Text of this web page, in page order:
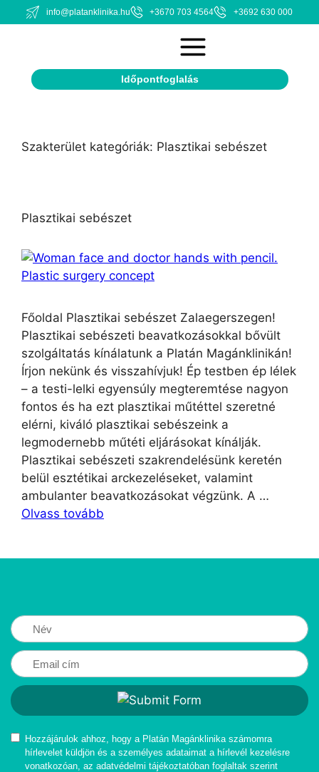
info@platanklinika.hu +3670 703 4564 +3692 630 000
Időpontfoglalás
Szakterület kategóriák: Plasztikai sebészet
Plasztikai sebészet
Főoldal Plasztikai sebészet Zalaegerszegen!
Plasztikai sebészeti beavatkozásokkal bővült
szolgáltatás kínálatunk a Platán Magánklinikán!
Írjon nekünk és visszahívjuk! Ép testben ép lélek
– a testi-lelki egyensúly megteremtése nagyon
fontos és ha ezt plasztikai műtéttel szeretné
elérni, kiváló plasztikai sebészeink a
legmodernebb műtéti eljárásokat kínálják.
Plasztikai sebészeti szakrendelésünk keretén
belül esztétikai arckezeléseket, valamint
ambulanter beavatkozásokat végzünk. A …
Olvass tovább
Hozzájárulok ahhoz, hogy a Platán Magánklinika számomra
hírlevelet küldjön és a személyes adataimat a hírlevél kezelésre
vonatkozóan, az adatvédelmi tájékoztatóban foglaltak szerint